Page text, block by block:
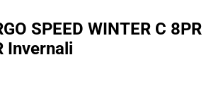
SPEED WINTER C 8PR
Invernali